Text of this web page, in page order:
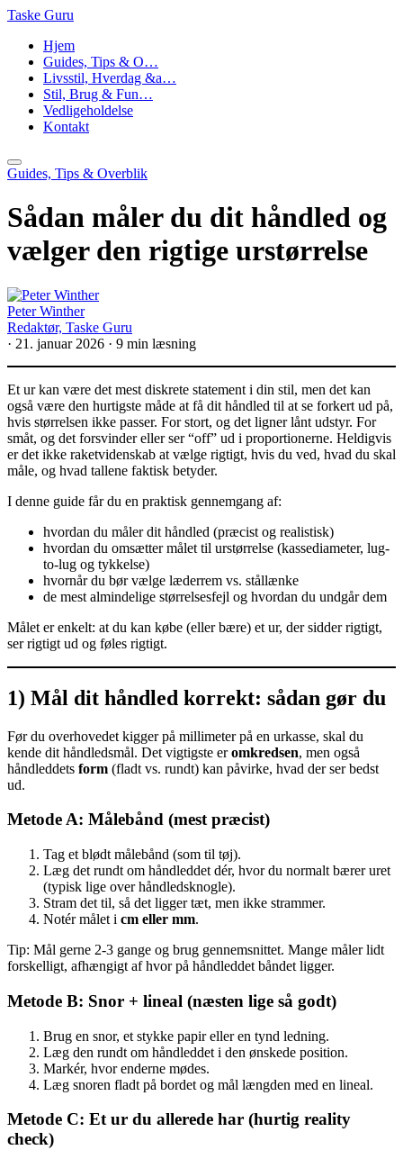
Taske Guru
Hjem
Guides, Tips & O…
Livsstil, Hverdag &a…
Stil, Brug & Fun…
Vedligeholdelse
Kontakt
Guides, Tips & Overblik
Sådan måler du dit håndled og
vælger den rigtige urstørrelse
Peter Winther
Redaktør, Taske Guru
· 21. januar 2026 · 9 min læsning
Et ur kan være det mest diskrete statement i din stil, men det kan
også være den hurtigste måde at få dit håndled til at se forkert ud på,
hvis størrelsen ikke passer. For stort, og det ligner lånt udstyr. For
småt, og det forsvinder eller ser “off” ud i proportionerne. Heldigvis
er det ikke raketvidenskab at vælge rigtigt, hvis du ved, hvad du skal
måle, og hvad tallene faktisk betyder.
I denne guide får du en praktisk gennemgang af:
hvordan du måler dit håndled (præcist og realistisk)
hvordan du omsætter målet til urstørrelse (kassediameter, lug-
to-lug og tykkelse)
hvornår du bør vælge læderrem vs. stållænke
de mest almindelige størrelsesfejl og hvordan du undgår dem
Målet er enkelt: at du kan købe (eller bære) et ur, der sidder rigtigt,
ser rigtigt ud og føles rigtigt.
1) Mål dit håndled korrekt: sådan gør du
Før du overhovedet kigger på millimeter på en urkasse, skal du
kende dit håndledsmål. Det vigtigste eromkredsen, men også
håndleddets form (fladt vs. rundt) kan påvirke, hvad der ser bedst
ud.
Metode A: Målebånd (mest præcist)
Tag et blødt målebånd (som til tøj).
Læg det rundt om håndleddet dér, hvor du normalt bærer uret
(typisk lige over håndledsknogle).
Stram det til, så det ligger tæt, men ikke strammer.
Notér målet i cm eller mm.
Tip: Mål gerne 2-3 gange og brug gennemsnittet. Mange måler lidt
forskelligt, afhængigt af hvor på håndleddet båndet ligger.
Metode B: Snor + lineal (næsten lige så godt)
Brug en snor, et stykke papir eller en tynd ledning.
Læg den rundt om håndleddet i den ønskede position.
Markér, hvor enderne mødes.
Læg snoren fladt på bordet og mål længden med en lineal.
Metode C: Et ur du allerede har (hurtig reality
check)